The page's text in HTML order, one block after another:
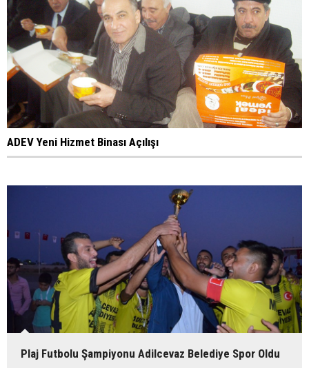
ADEV Yeni Hizmet Binası Açılışı
Plaj Futbolu Şampiyonu Adilcevaz Belediye Spor Oldu